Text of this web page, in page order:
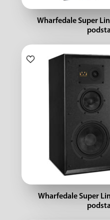
Wharfedale Super
Wharfedale Super